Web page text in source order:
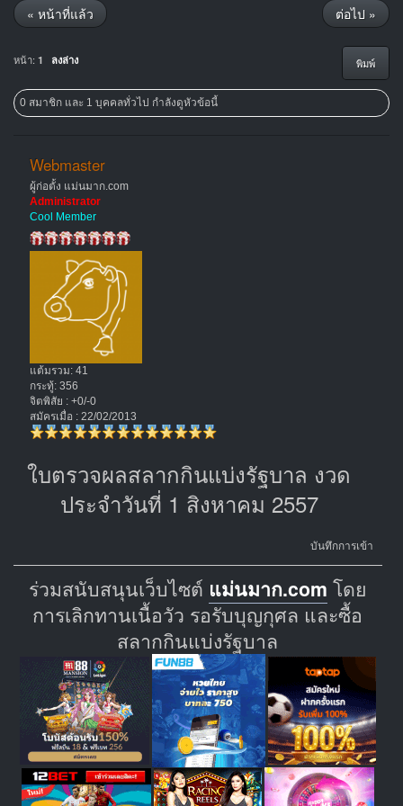
« หน้าที่แล้ว ต่อไป »
พิมพ์
หน้า: 1 ลงล่าง
0 สมาชิก และ 1 บุคคลทั่วไป กำลังดูหัวข้อนี้
Webmaster
ผู้ก่อตั้ง แม่นมาก.com
Administrator
Cool Member
แต้มรวม: 41
กระทู้: 356
จิตพิสัย : +0/-0
สมัครเมื่อ : 22/02/2013
ใบตรวจผลสลากกินแบ่งรัฐบาล งวด
ประจำวันที่ 1 สิงหาคม 2557
บันทึกการเข้า
ร่วมสนับสนุนเว็บไซต์ แม่นมาก.com โดย
การเลิกทานเนื้อวัว รอรับบุญกุศล และซื้อ
สลากกินแบ่งรัฐบาล